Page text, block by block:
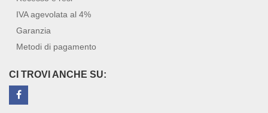
IVA agevolata al 4%
Garanzia
Metodi di pagamento
CI TROVI ANCHE SU: